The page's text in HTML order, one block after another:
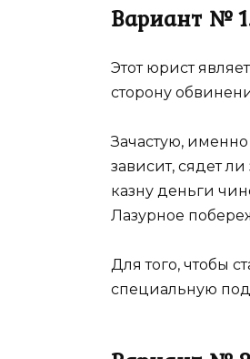
Вариант №
Этот юрист
сторону
Зачастую, именно
зависит, сядет
казну деньги
Лазурное
Для того, чтобы
специальную